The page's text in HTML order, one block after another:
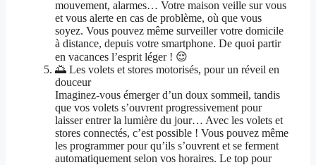
mouvement, alarmes… Votre maison veille sur vous
et vous alerte en cas de problème, où que vous
soyez. Vous pouvez même surveiller votre domicile
à distance, depuis votre smartphone. De quoi partir
en vacances l’esprit léger ! 😌
🌅 Les volets et stores motorisés, pour un réveil en
douceur
Imaginez-vous émerger d’un doux sommeil, tandis
que vos volets s’ouvrent progressivement pour
laisser entrer la lumière du jour… Avec les volets et
stores connectés, c’est possible ! Vous pouvez même
les programmer pour qu’ils s’ouvrent et se ferment
automatiquement selon vos horaires. Le top pour